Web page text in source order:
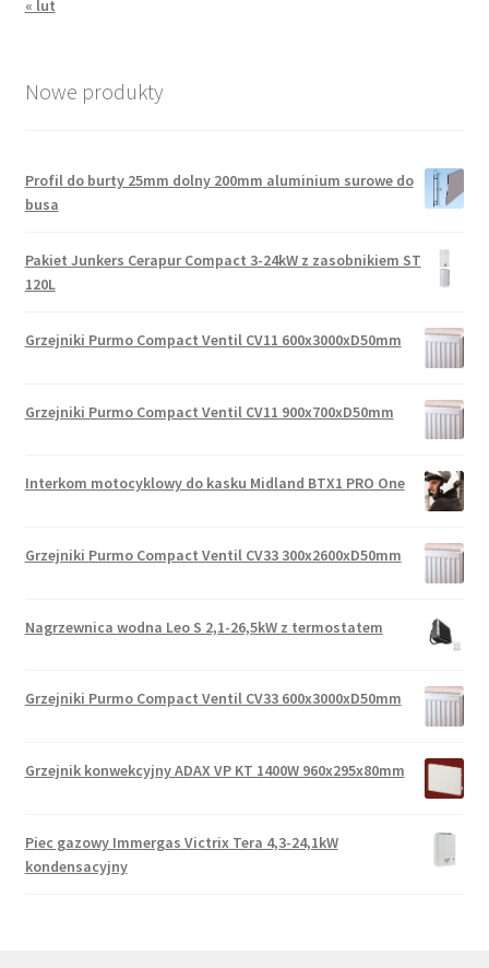
« lut
Nowe produkty
Profil do burty 25mm dolny 200mm aluminium surowe do
busa
Pakiet Junkers Cerapur Compact 3-24kW z zasobnikiem ST
120L
Grzejniki Purmo Compact Ventil CV11 600x3000xD50mm
Grzejniki Purmo Compact Ventil CV11 900x700xD50mm
Interkom motocyklowy do kasku Midland BTX1 PRO One
Grzejniki Purmo Compact Ventil CV33 300x2600xD50mm
Nagrzewnica wodna Leo S 2,1-26,5kW z termostatem
Grzejniki Purmo Compact Ventil CV33 600x3000xD50mm
Grzejnik konwekcyjny ADAX VP KT 1400W 960x295x80mm
Piec gazowy Immergas Victrix Tera 4,3-24,1kW
kondensacyjny